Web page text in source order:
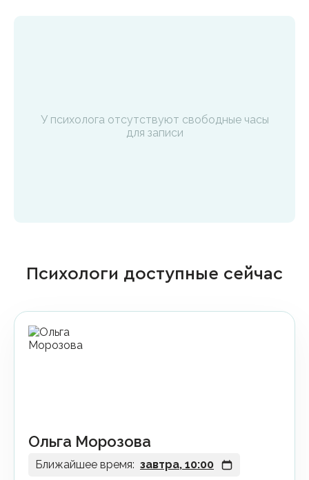
У психолога отсутствуют свободные часы
для записи
Психологи доступные сейчас
Ольга Морозова
Ближайшее время: завтра, 10:00